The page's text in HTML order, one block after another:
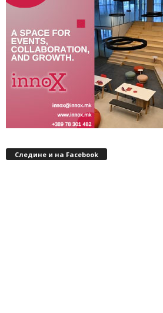
Следине и на Facebook